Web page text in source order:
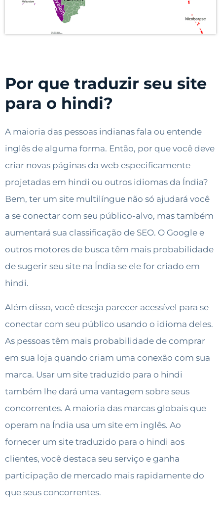
Por que traduzir seu site
para o hindi?
A maioria das pessoas indianas fala ou entende
inglês de alguma forma. Então, por que você deve
criar novas páginas da web especificamente
projetadas em hindi ou outros idiomas da Índia?
Bem, ter um site multilíngue não só ajudará você
a se conectar com seu público-alvo, mas também
aumentará sua classificação de SEO. O Google e
outros motores de busca têm mais probabilidade
de sugerir seu site na Índia se ele for criado em
hindi.
Além disso, você deseja parecer acessível para se
conectar com seu público usando o idioma deles.
As pessoas têm mais probabilidade de comprar
em sua loja quando criam uma conexão com sua
marca. Usar um site traduzido para o hindi
também lhe dará uma vantagem sobre seus
concorrentes. A maioria das marcas globais que
operam na Índia usa um site em inglês. Ao
fornecer um site traduzido para o hindi aos
clientes, você destaca seu serviço e ganha
participação de mercado mais rapidamente do
que seus concorrentes.